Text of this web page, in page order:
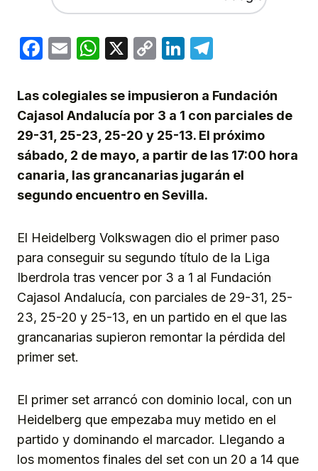
Facebook
EmailWhatsApp
X
CopyLinkedIn
Las colegiales se impusieron a Fundación
Cajasol Andalucía por 3 a 1 con parciales de
29-31, 25-23, 25-20 y 25-13. El próximo
sábado, 2 de mayo, a partir de las 17:00 hora
canaria, las grancanarias jugarán el
segundo encuentro en Sevilla.
El Heidelberg Volkswagen dio el primer paso
para conseguir su segundo título de la Liga
Iberdrola tras vencer por 3 a 1 al Fundación
Cajasol Andalucía, con parciales de 29-31, 25-
23, 25-20 y 25-13, en un partido en el que las
grancanarias supieron remontar la pérdida del
primer set.
El primer set arrancó con dominio local, con un
Heidelberg que empezaba muy metido en el
partido y dominando el marcador. Llegando a
los momentos finales del set con un 20 a 14 que